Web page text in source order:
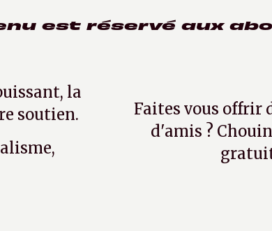
est réservé aux
la
soutien.
Faites vous offrir
d'amis ?